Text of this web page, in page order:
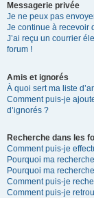
Messagerie privée
Je ne peux pas
Je continue à recevoir
J’ai reçu un courrier
forum !
Amis et ignorés
À quoi sert ma liste
Comment puis-je
d’ignorés ?
Recherche dans les
Comment puis-je
Pourquoi ma
Pourquoi ma
Comment puis-je
Comment puis-je